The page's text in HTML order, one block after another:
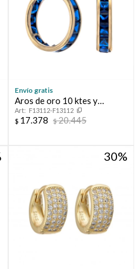
Envío gratis
Aros de oro 10 ktes y
circoniaF13112-F13112
$ 17.378 $20.445
30